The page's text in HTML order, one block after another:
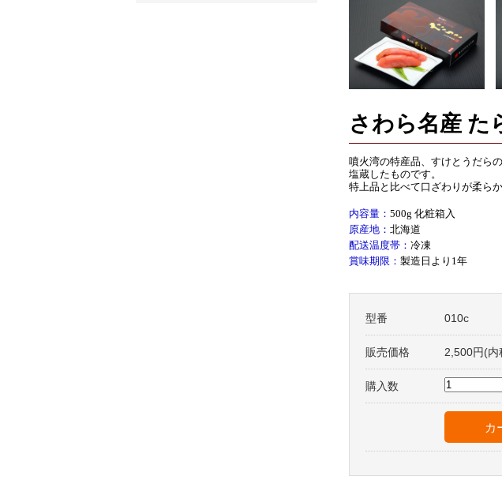
さわら名産 た
噴火湾の特産品、すけとうだら
塩蔵したものです。
特上品と比べて口ざわりが柔ら
内容量： 500g 化粧箱入
原産地： 北海道
配送温度帯： 冷凍
賞味期限： 製造日より1年
型番 010c
販売価格 2,500円(内
購入数